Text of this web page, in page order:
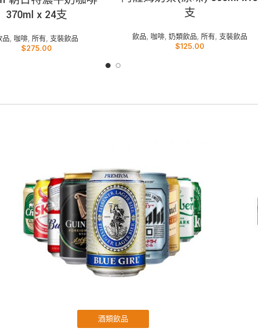
370ml x 24支
品 咖啡, 所有, 支裝飲品
$275.00
支
飲品 咖啡, 奶類飲品 所有, 支裝飲品
$125.00